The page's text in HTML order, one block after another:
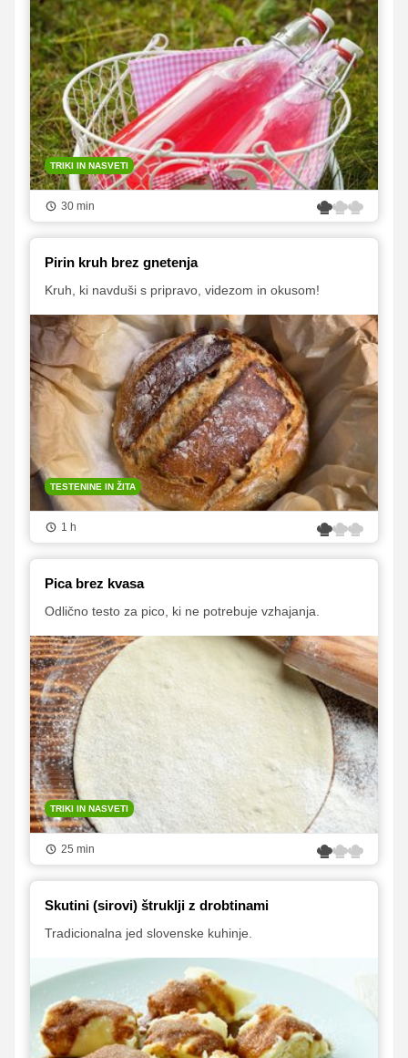
TRIKI IN NASVETI
30 min
Pirin kruh brez gnetenja
Kruh, ki navduši s pripravo, videzom in okusom!
TESTENINE IN ŽITA
1 h
Pica brez kvasa
Odlično testo za pico, ki ne potrebuje vzhajanja.
TRIKI IN NASVETI
25 min
Skutini (sirovi) štruklji z drobtinami
Tradicionalna jed slovenske kuhinje.